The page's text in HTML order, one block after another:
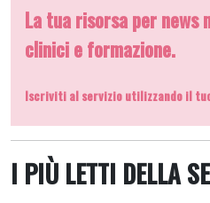
La tua risorsa per
clinici e formazione.
Iscriviti al servizio utilizzando il
I PIÙ LETTI DELLA